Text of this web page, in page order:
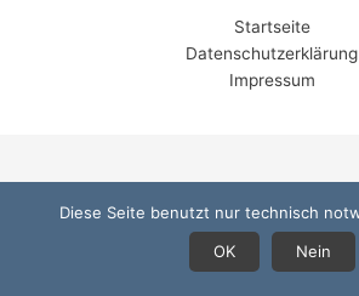
Startseite
Datenschutzerklärung
Impressum
Diese Seite benutzt nur technisch
OK
Nein